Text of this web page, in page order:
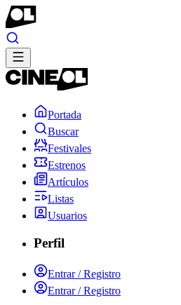
Portada
Buscar
Festivales
Estrenos
Artículos
Listas
Usuarios
Perfil
Entrar / Registro
Entrar / Registro